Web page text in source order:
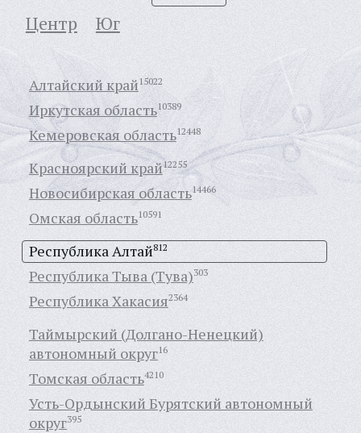
Центр
Юг
Алтайский край15022
Иркутская область10389
Кемеровская область12448
Красноярский край12255
Новосибирская область14466
Омская область10591
Республика Алтай812
Республика Тыва (Тува)303
Республика Хакасия2364
Таймырский (Долгано-Ненецкий)
автономный округ16
Томская область4210
Усть-Ордынский Бурятский автономный
округ395